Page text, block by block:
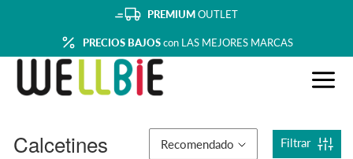
PREMIUMOUTLET
PRECIOS BAJOScon LAS MEJORES MARCAS
Calcetines Recomendado Filtrar